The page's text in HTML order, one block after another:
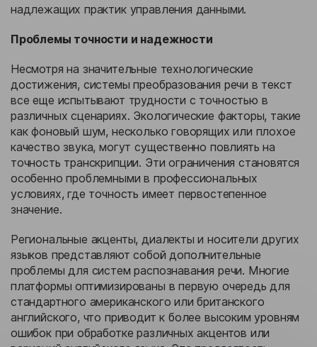
надлежащих практик управления данными.
Проблемы точности и надежности
Несмотря на значительные технологические
достижения, системы преобразования речи в текст
все еще испытывают трудности с точностью в
различных сценариях. Экологические факторы, такие
как фоновый шум, несколько говорящих или плохое
качество звука, могут существенно повлиять на
точность транскрипции. Эти ограничения становятся
особенно проблемными в профессиональных
условиях, где точность имеет первостепенное
значение.
Региональные акценты, диалекты и носители других
языков представляют собой дополнительные
проблемы для систем распознавания речи. Многие
платформы оптимизированы в первую очередь для
стандартного американского или британского
английского, что приводит к более высоким уровням
ошибок при обработке различных акцентов или